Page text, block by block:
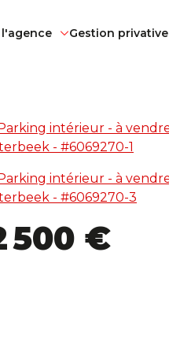
l'agence Gestion privative
500 €